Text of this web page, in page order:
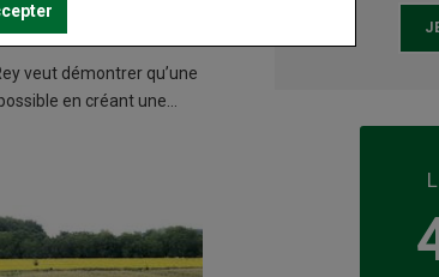
réglementation
veut démontrer qu’une
en créant une…